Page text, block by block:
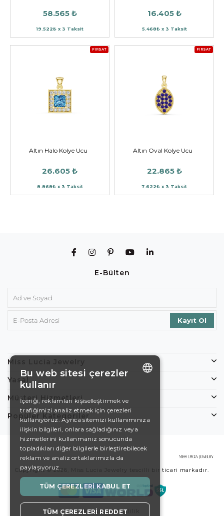
58.565 ₺
19.522₺ x 3 Taksit
16.405 ₺
5.468₺ x 3 Taksit
FIRSAT
Altın Halo Kolye Ucu
26.605 ₺
8.868₺ x 3 Taksit
FIRSAT
Altın Oval Kolye Ucu
22.865 ₺
7.622₺ x 3 Taksit
E-Bülten
Miss Lucia Jewelry
Yasal
Müşteri Hizmetleri
Popüler Kategoriler
Copyright © 2026, Miss Lucia Jewelry tescilli bir ticari markadır.
Koşullar Gizlilik
DE
EN
SWEDISH
TURKISH
Bu web sitesi çerezler
kullanır
İçeriği, reklamları kişiselleştirmek ve
trafiğimizi analiz etmek için çerezleri
kullanıyoruz. Ayrıca sitemizi kullanımınıza
ilişkin bilgileri, onlara sağladığınız veya
hizmetlerini kullanmanız sonucunda
topladıkları diğer bilgilerle birleştirebilecek
reklam ve analiz ortaklarımızla da
paylaşıyoruz.
TÜM ÇEREZLERI KABUL ET
TÜM ÇEREZLERI REDDET